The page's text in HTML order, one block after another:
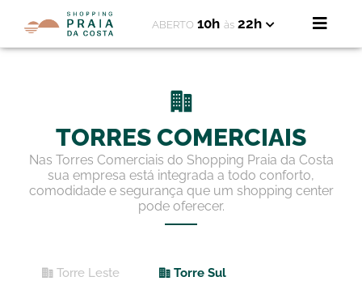
ABERTO 10h às 22h
TORRES COMERCIAIS
Nas Torres Comerciais do Shopping Praia da Costa
sua empresa está integrada a todo conforto,
comodidade e segurança que um shopping center
pode oferecer.
Torre Leste Torre Sul